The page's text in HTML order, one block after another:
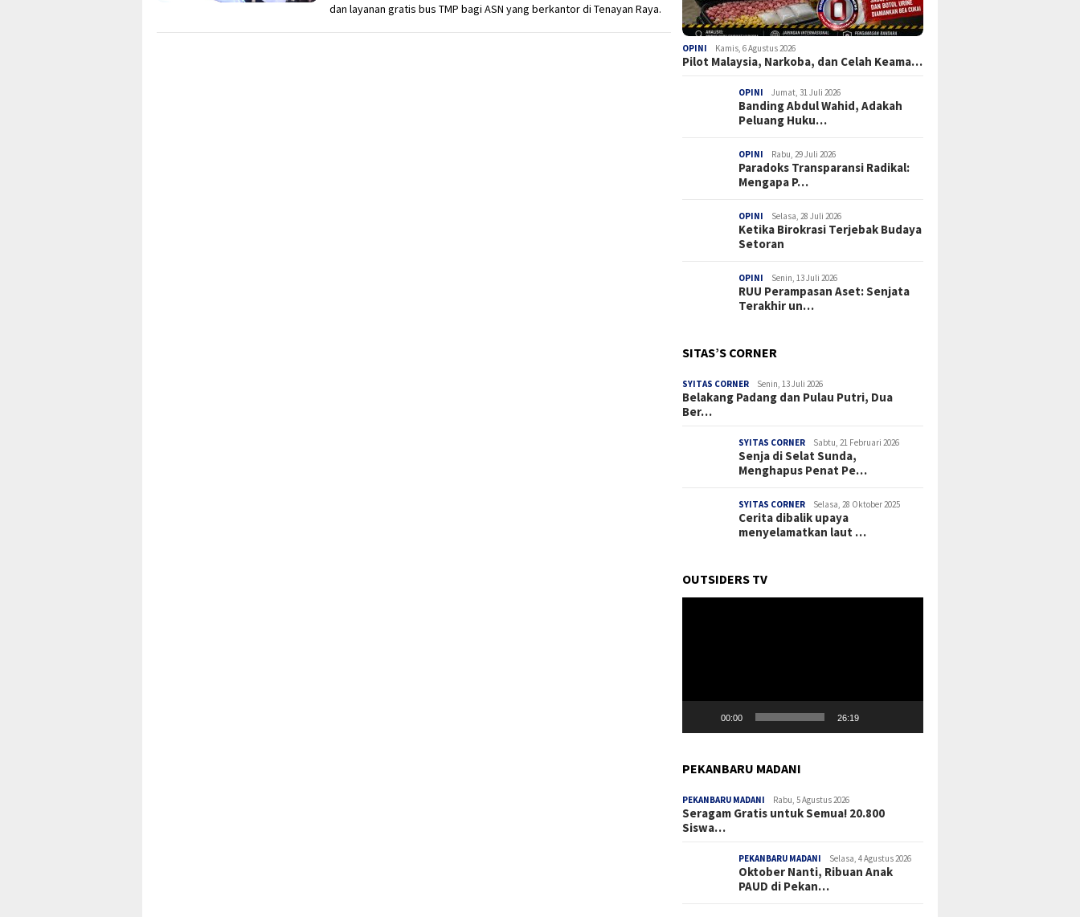
dan layanan gratis bus TMP bagi ASN yang berkantor di Tenayan Raya.
OPINI Kamis, 6 Agustus 2026
Pilot Malaysia, Narkoba, dan Celah Keama…
OPINI Jumat, 31 Juli 2026
Banding Abdul Wahid, Adakah
Peluang Huku…
OPINI Rabu, 29 Juli 2026
Paradoks Transparansi Radikal:
Mengapa P…
OPINI Selasa, 28 Juli 2026
Ketika Birokrasi Terjebak Budaya
Setoran
OPINI Senin, 13 Juli 2026
RUU Perampasan Aset: Senjata
Terakhir un…
SITAS’S CORNER
SYITAS CORNER Senin, 13 Juli 2026
Belakang Padang dan Pulau Putri, Dua
Ber…
SYITAS CORNER Sabtu, 21 Februari 2026
Senja di Selat Sunda,
Menghapus Penat Pe…
SYITAS CORNER Selasa, 28 Oktober 2025
Cerita dibalik upaya
menyelamatkan laut …
OUTSIDERS TV
00:00 26:19
PEKANBARU MADANI
PEKANBARU MADANI Rabu, 5 Agustus 2026
Seragam Gratis untuk Semua! 20.800
Siswa…
PEKANBARU MADANI Selasa, 4 Agustus 2026
Oktober Nanti, Ribuan Anak
PAUD di Pekan…